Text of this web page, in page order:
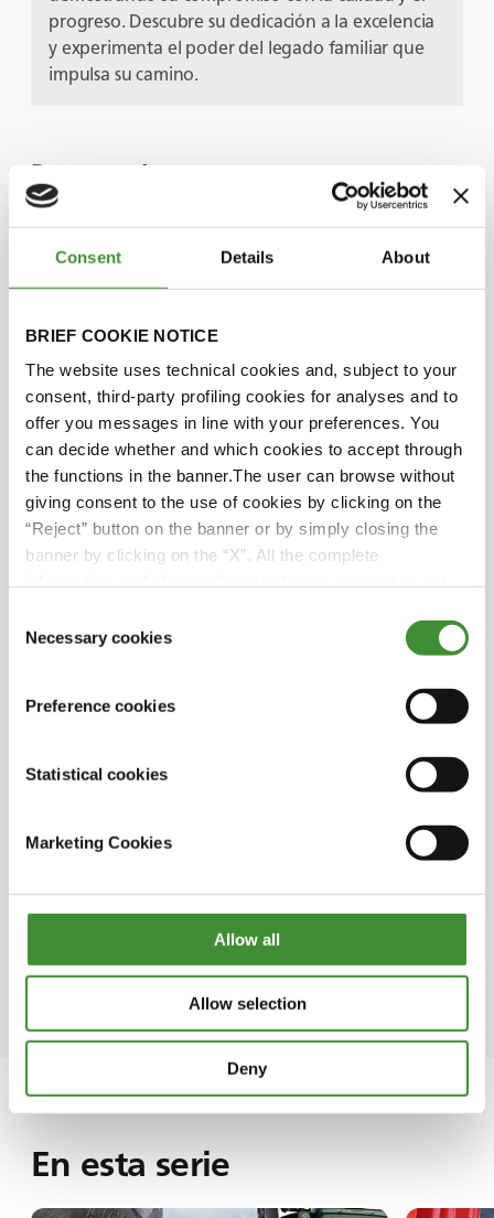
Consent Details About
BRIEF COOKIE NOTICE
The website uses technical cookies and, subject to your
consent, third-party profiling cookies for analyses and to
offer you messages in line with your preferences. You
can decide whether and which cookies to accept through
the functions in the banner.The user can browse without
giving consent to the use of cookies by clicking on the
“Reject” button on the banner or by simply closing the
banner by clicking on the “X”. All the complete
Selection
Necessary cookies
Preference cookies
Statistical cookies
Marketing Cookies
Allow all
Allow selection
Deny
progreso. Descubre su dedicación a la excelencia
y experimenta el poder del legado familiar que
impulsa su camino.
Protagonistas
Mikaël Fauchon
¿Lo sabías?
SARL James es una orgullosa empresa familiar
de tres generaciones. El fundador, Emile, se
retiró y entregó el negocio a su hijo Joel, que
también se lo entregó a su hijo Julien. Julien
dirige ahora toda la empresa SARL James.
En SARL James, habitualmente utilizan dos
tipos de neumáticos BKT, los IF y los VF, ¡que
desgaste mínimo y un funcionamiento fluido
El RIDEMAX FL 693 M es uno de los mejores
demandas tanto de las operaciones en
carretera como en el campo.
más de 20 años de experiencia, ¡que han sido
familiar!
En esta serie